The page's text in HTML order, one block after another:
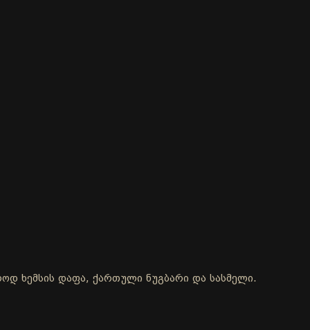
ხემსის დაფა, ქართული ნუგბარი და სასმელი.